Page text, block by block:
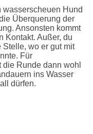
wasserscheuen Hund
Überquerung der
Ansonsten kommt
Kontakt. Außer, du
Stelle, wo er gut mit
Für
Runde dann wohl
ins Wasser
dürfen.